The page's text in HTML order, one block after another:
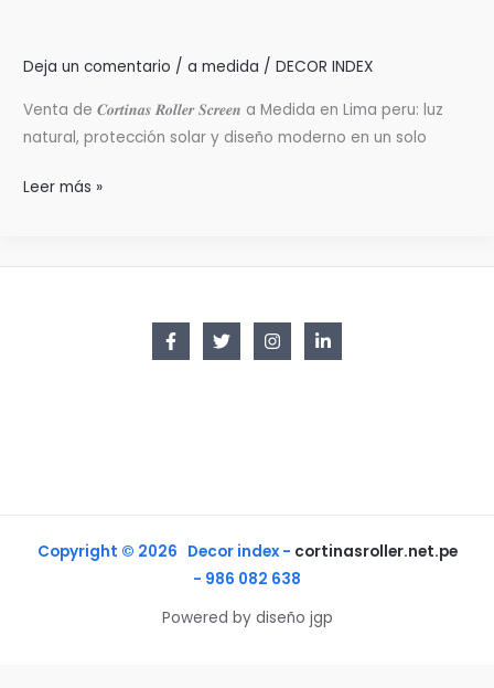
Deja un comentario / a medida / DECOR INDEX
Venta de 𝑪𝒐𝒓𝒕𝒊𝒏𝒂𝒔 𝑹𝒐𝒍𝒍𝒆𝒓 𝑺𝒄𝒓𝒆𝒆𝒏 a Medida en Lima peru: luz
natural, protección solar y diseño moderno en un solo
Cortinas
a
Leer más »
Copyright © 2026 Decor index - cortinasroller.net.pe
- 986 082 638
Powered by diseño jgp